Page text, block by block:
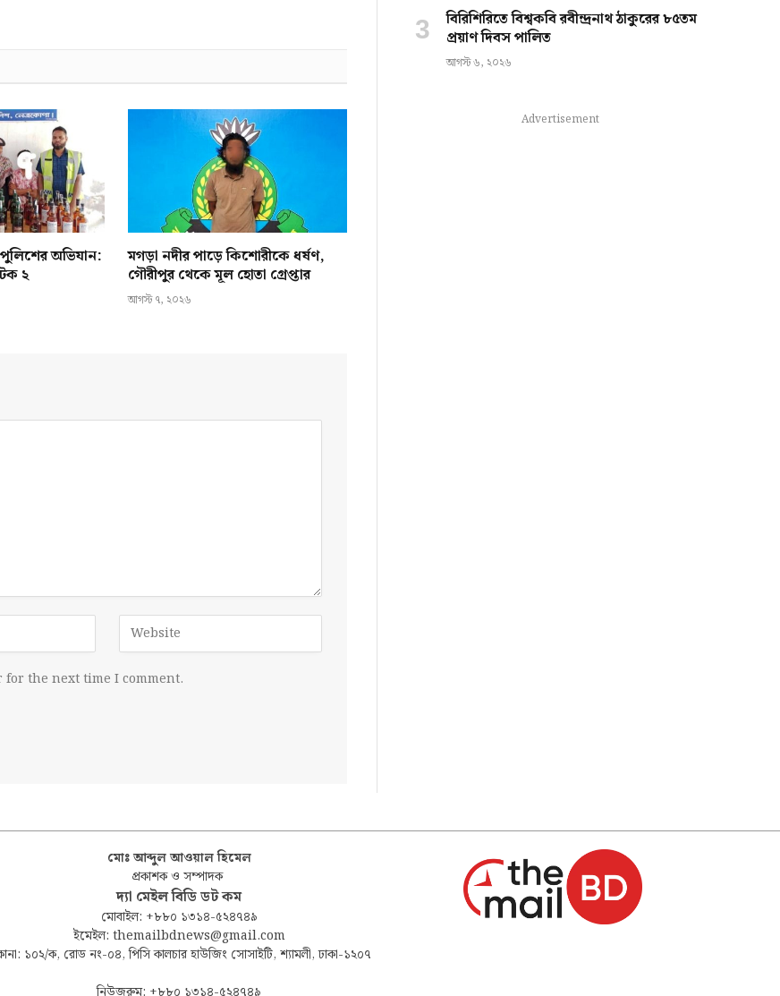
পুলিশের অভিযান:
২
মগড়া নদীর পাড়ে কিশোরীকে ধর্ষণ,
গৌরীপুর থেকে মূল হোতা গ্রেপ্তার
আগস্ট ৭, ২০২৬
the next time I comment.
বিরিশিরিতে বিশ্বকবি রবীন্দ্রনাথ ঠাকুরের ৮৫তম
প্রয়াণ দিবস পালিত
আগস্ট ৬, ২০২৬
Advertisement
মোঃ আব্দুল আওয়াল হিমেল
প্রকাশক ও সম্পাদক
দ্যা মেইল বিডি ডট কম
মোবাইল: +৮৮০ ১৩১৪-৫২৪৭৪৯
ইমেইল: themailbdnews@gmail.com
১০২/ক, রোড নং-০৪, পিসি কালচার হাউজিং সোসাইটি, শ্যামলী, ঢাকা-১২০৭